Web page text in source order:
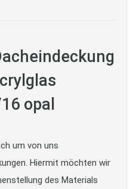
opal
um von uns
Hiermit möchten wir
des Materials